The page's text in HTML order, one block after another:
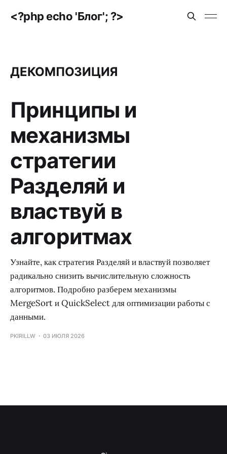
<?php echo 'Блог'; ?>
ДЕКОМПОЗИЦИЯ
Принципы и
механизмы
стратегии
Разделяй и
властвуй в
алгоритмах
Узнайте, как стратегия Разделяй и властвуй позволяет
радикально снизить вычислительную сложность
алгоритмов. Подробно разберем механизмы
MergeSort и QuickSelect для оптимизации работы с
данными.
PKIRILLW 03 ИЮЛЯ 2026